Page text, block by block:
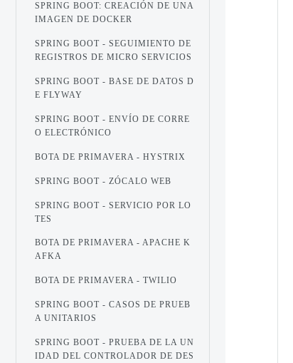
SPRING BOOT: CREACIÓN DE UNA
IMAGEN DE DOCKER
SPRING BOOT - SEGUIMIENTO DE
REGISTROS DE MICRO SERVICIOS
SPRING BOOT - BASE DE DATOS D
E FLYWAY
SPRING BOOT - ENVÍO DE CORRE
O ELECTRÓNICO
BOTA DE PRIMAVERA - HYSTRIX
SPRING BOOT - ZÓCALO WEB
SPRING BOOT - SERVICIO POR LO
TES
BOTA DE PRIMAVERA - APACHE K
AFKA
BOTA DE PRIMAVERA - TWILIO
SPRING BOOT - CASOS DE PRUEB
A UNITARIOS
SPRING BOOT - PRUEBA DE LA UN
IDAD DEL CONTROLADOR DE DES